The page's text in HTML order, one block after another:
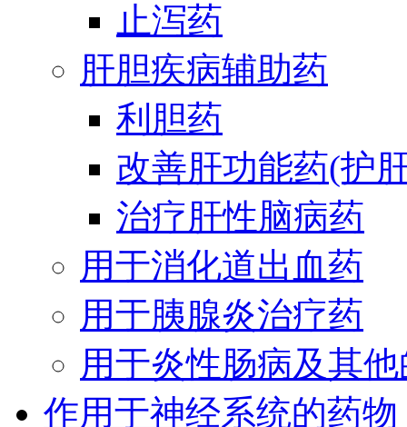
止泻药
肝胆疾病辅助药
利胆药
改善肝功能药(护
治疗肝性脑病药
用于消化道出血药
用于胰腺炎治疗药
用于炎性肠病及其
作用于神经系统的药物